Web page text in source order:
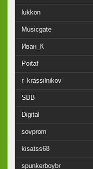
lukkon
Musicgate
Иван_К
Poitaf
r_krassilnikov
SBB
Digital
sovprom
kisatss68
spunkerboybr